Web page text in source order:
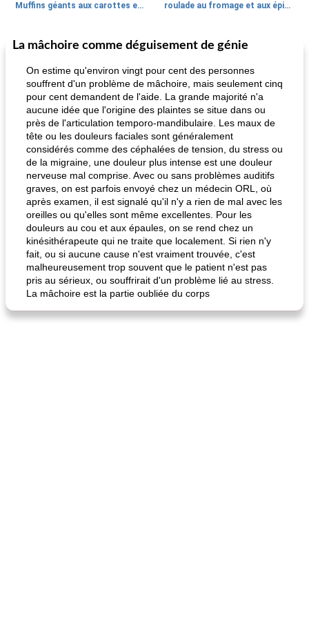
Muffins géants aux carottes et à la banane de Nif roulade au fromage et aux épinards
30min
Marques de confiance: recettes et
fiesta tostadas
Viande et volaille
le méga's jopp joes
La mâchoire comme déguisement de génie
On estime qu'environ vingt pour cent des personnes
souffrent d'un problème de mâchoire, mais seulement cinq
pour cent demandent de l'aide. La grande majorité n'a
aucune idée que l'origine des plaintes se situe dans ou
près de l'articulation temporo-mandibulaire. Les maux de
tête ou les douleurs faciales sont généralement
considérés comme des céphalées de tension, du stress ou
de la migraine, une douleur plus intense est une douleur
nerveuse mal comprise. Avec ou sans problèmes auditifs
graves, on est parfois envoyé chez un médecin ORL, où
après examen, il est signalé qu'il n'y a rien de mal avec les
oreilles ou qu'elles sont même excellentes. Pour les
douleurs au cou et aux épaules, on se rend chez un
kinésithérapeute qui ne traite que localement. Si rien n'y
fait, ou si aucune cause n'est vraiment trouvée, c'est
malheureusement trop souvent que le patient n'est pas
pris au sérieux, ou souffrirait d'un problème lié au stress.
La mâchoire est la partie oubliée du corps